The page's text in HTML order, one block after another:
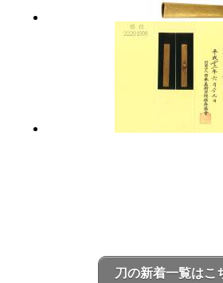
刀の新着一覧はこ